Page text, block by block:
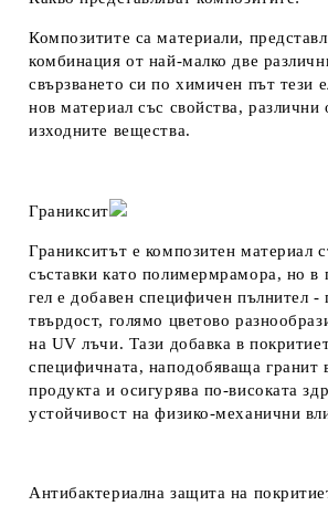
Композитите са материали,
комбинация от най-малко две
свързването си по химичен път тези
нов материал със свойства, различни
изходните вещества.
Граниксит
Граникситът е композитен материал
съставки като полимермрамора, но в
гел е добавен специфичен пълнител -
твърдост, голямо цветово
на UV лъчи. Тази добавка в
специфичната, наподобяваща гранит
продукта и осигурява по-високата
устойчивост на физико-механични
Антибактериална защита на